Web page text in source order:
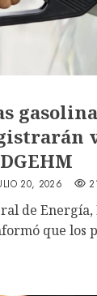
20, 2026
de
que los